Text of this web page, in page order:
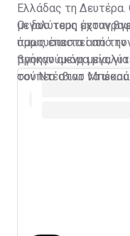
Ελλάδας τη Δευτέρα.
μεγαλύτερη
παρουσιαστεί από
προηγούμενη
τον Ντέιβιντ Μπέκαμ.
Οι δυο τους έχουν
όμως έπειτα από
βγήκαν ακόμα μία,
σούπερ σταρ να